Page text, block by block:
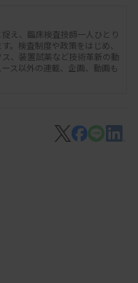
れぞれ解説する予
え、臨床検査技師一人ひとり
。検査制度や政策をはじめ、
、装置試薬など技術革新の動
ス以外の連載、企画、動画も